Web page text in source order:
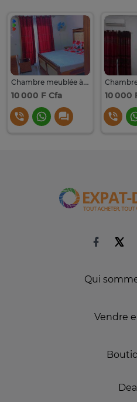
Chambre meublée à OUAKAM
10 000 F Cfa 10 000
Qui
Vendre